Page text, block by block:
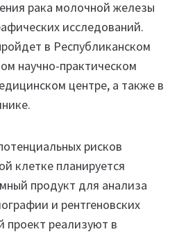
рака молочной железы
исследований.
в Республиканском
научно-практическом
центре, а также в
рисков
клетке планируется
продукт для анализа
и рентгеновских
проект реализуют в